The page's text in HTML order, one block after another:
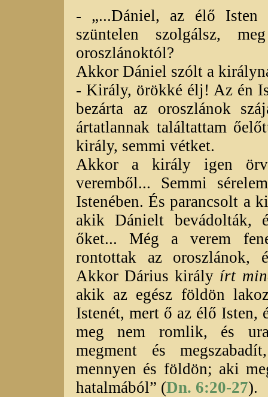
- „...Dániel, az élő Isten
szüntelen szolgálsz,
oroszlánoktól?
Akkor Dániel szólt a
- Király, örökké élj! Az én
bezárta az oroszlánok
ártatlannak találtattam
király, semmi vétket.
Akkor a király igen
veremből... Semmi
Istenében. És parancsolt a
akik Dánielt bevádolták,
őket... Még a verem
rontottak az oroszlánok,
Akkor Dárius király írt
akik az egész földön
Istenét, mert ő az élő Isten,
meg nem romlik, és
megment és
mennyen és földön; aki
hatalmából” (Dn. 6:20-27).